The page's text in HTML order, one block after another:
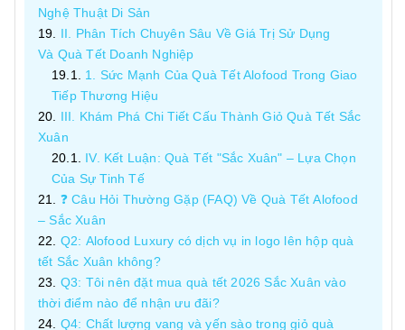
Nghệ Thuật Di Sản
II. Phân Tích Chuyên Sâu Về Giá Trị Sử Dụng
Và Quà Tết Doanh Nghiệp
1. Sức Mạnh Của Quà Tết Alofood Trong Giao
Tiếp Thương Hiệu
III. Khám Phá Chi Tiết Cấu Thành Giỏ Quà Tết Sắc
Xuân
IV. Kết Luận: Quà Tết "Sắc Xuân" – Lựa Chọn
Của Sự Tinh Tế
❓ Câu Hỏi Thường Gặp (FAQ) Về Quà Tết Alofood
– Sắc Xuân
Q2: Alofood Luxury có dịch vụ in logo lên hộp quà
tết Sắc Xuân không?
Q3: Tôi nên đặt mua quà tết 2026 Sắc Xuân vào
thời điểm nào để nhận ưu đãi?
Q4: Chất lượng vang và yến sào trong giỏ quà